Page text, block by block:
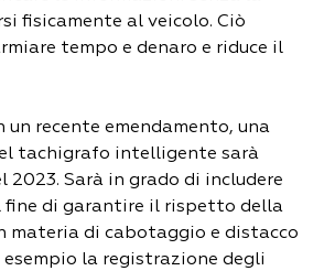
fisicamente al veicolo. Ciò
tempo e denaro e riduce il
un recente emendamento, una
tachigrafo intelligente sarà
2023. Sarà in grado di includere
fine di garantire il rispetto della
materia di cabotaggio e distacco
la registrazione degli